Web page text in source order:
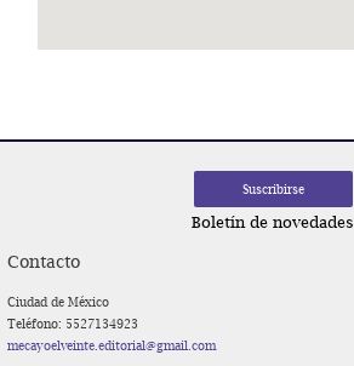
Boletín de novedades
Contacto
Ciudad de México
Teléfono: 5527134923
mecayoelveinte.editorial@gmail.com